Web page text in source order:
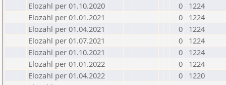
Elozahl per 01.10.2020
0
1224
Elozahl per 01.01.2021
0
1224
Elozahl per 01.04.2021
0
1224
Elozahl per 01.07.2021
0
1224
Elozahl per 01.10.2021
0
1224
Elozahl per 01.01.2022
0
1224
Elozahl per 01.04.2022
0
1220